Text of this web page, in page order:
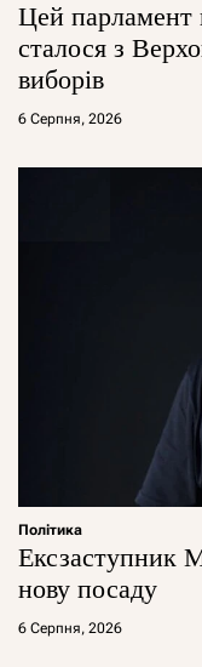
Цей парламент
сталося з
виборів
6 Серпня, 2026
Політика
Ексзаступник
нову посаду
6 Серпня, 2026